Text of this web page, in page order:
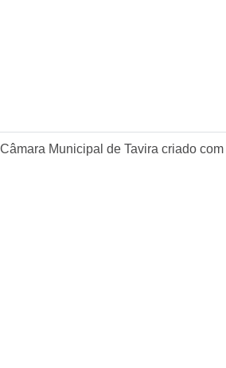
Câmara Municipal de Tavira criado com